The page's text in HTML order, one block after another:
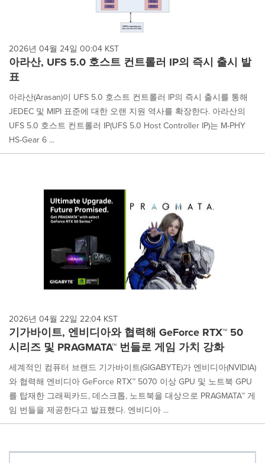
2026년 04월 24일 00:04 KST
아라산, UFS 5.0 호스트 컨트롤러 IP의 즉시 출시 발
표
아라산(Arasan)이 UFS 5.0 호스트 컨트롤러 IP의 즉시 출시를 통해
JEDEC 및 MIPI 표준에 대한 오랜 지원 역사를 확장한다. 아라산의
UFS 5.0 호스트 컨트롤러 IP(UFS 5.0 Host Controller IP)는 M-PHY
HS-Gear 6 ...
2026년 04월 22일 22:04 KST
기가바이트, 엔비디아와 협력해 GeForce RTX™ 50
시리즈 및 PRAGMATA™ 번들로 게임 가치 강화
세계적인 컴퓨터 브랜드 기가바이트(GIGABYTE)가 엔비디아(NVIDIA)
와 협력해 엔비디아 GeForce RTX™ 5070 이상 GPU 및 노트북 GPU
를 탑재한 그래픽카드, 데스크톱, 노트북을 대상으로 PRAGMATA™ 게
임 번들을 제공한다고 발표했다. 엔비디아 ...